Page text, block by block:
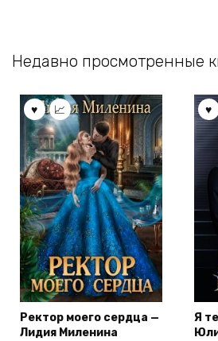
Недавно просмотренные
Ректор моего сердца —
Лидия Миленина
Я